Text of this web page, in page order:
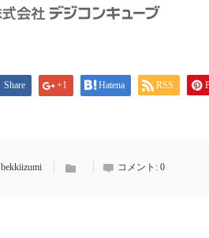
Share +1 Hatena RSS
bekkiizumi コメント: 0